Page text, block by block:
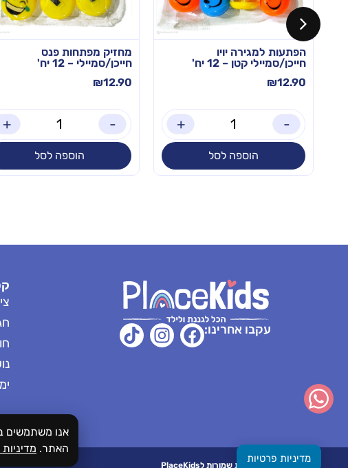
הפתעות למגירה יויו
חייכן/סמיילי קטן – 12 יח'
₪12.90
-
+
הוספה לסל
מחזיק מפתחות פנס
חייכן/סמיילי – 12 יח'
₪12.90
-
+
הוספה לסל
עקבו אחרינו:
כל הזכויות שמורות לPlaceKids
אנו משתמשים
האתר.
מדיניות פרטיות